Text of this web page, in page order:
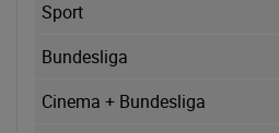
Sport
Bundesliga
Cinema + Bundesliga